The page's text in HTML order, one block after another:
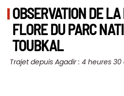
OBSERVATION DE
FLORE DU PARC
TOUBKAL
Trajet depuis Agadir : 4 heures